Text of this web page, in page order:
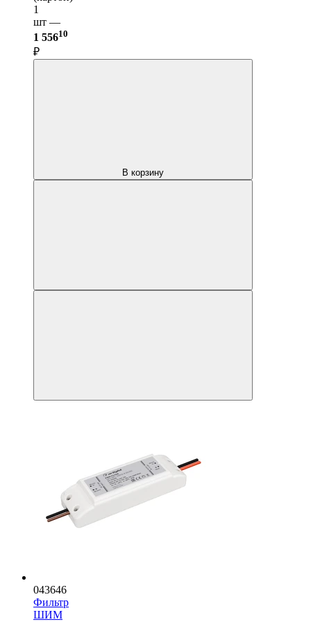
1
шт —
1 55610
₽
В корзину
043646
Фильтр
ШИМ